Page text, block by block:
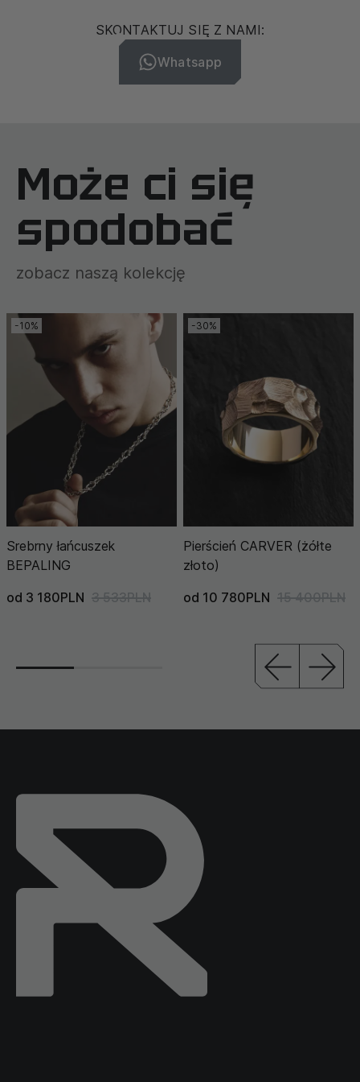
SKONTAKTUJ SIĘ Z NAMI:
Whatsapp
Może ci się
spodobać
zobacz naszą kolekcję
-10%
Srebrny łańcuszek
BEPALING
od 3 180PLN 3 533PLN
-30%
Pierścień CARVER (żółte
złoto)
od 10 780PLN 15 400PLN